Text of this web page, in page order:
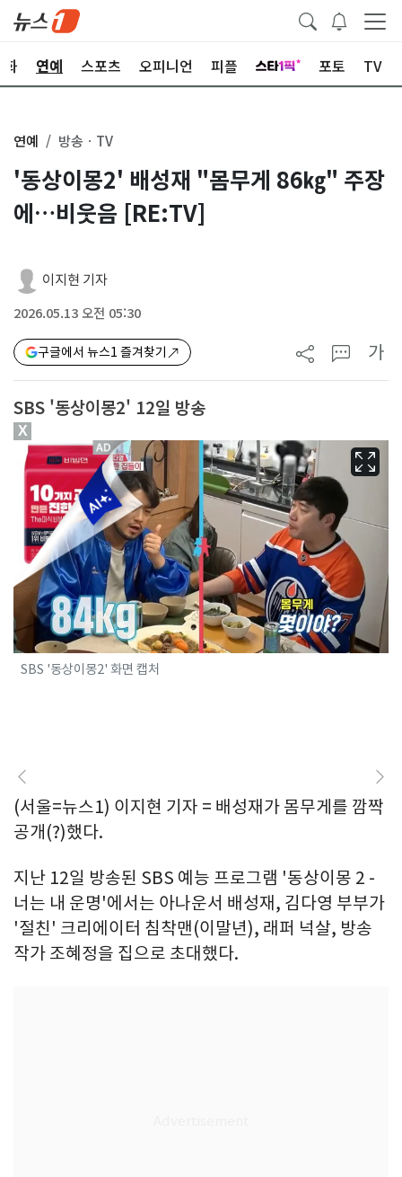
화 연예 스포츠 오피니언 피플 포토 TV
연예 방송ㆍTV
'동상이몽2' 배성재 "몸무게 86㎏" 주장
에…비웃음 [RE:TV]
이지현 기자
2026.05.13 오전 05:30
구글에서 뉴스1 즐겨찾기 가
SBS '동상이몽2' 12일 방송
SBS '동상이몽2' 화면 캡처
(서울=뉴스1) 이지현 기자 = 배성재가 몸무게를 깜짝
공개(?)했다.
지난 12일 방송된 SBS 예능 프로그램 '동상이몽 2 -
너는 내 운명'에서는 아나운서 배성재, 김다영 부부가
'절친' 크리에이터 침착맨(이말년), 래퍼 넉살, 방송
작가 조혜정을 집으로 초대했다.
X